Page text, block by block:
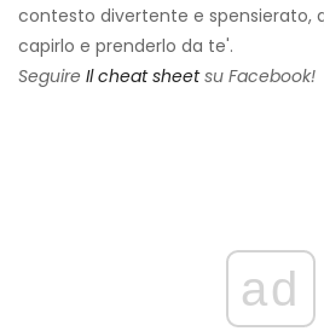
contesto divertente e spensierato,
capirlo e prenderlo da te'.
Seguire Il cheat sheetsu Facebook!
ad